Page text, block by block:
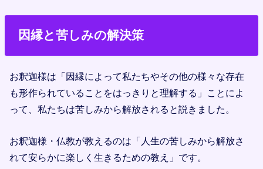
因縁と苦しみの解決策
お釈迦様は「因縁によって私たちやその他の様々な存在
も形作られていることをはっきりと理解する」ことによ
って、私たちは苦しみから解放されると説きました。
お釈迦様・仏教が教えるのは「人生の苦しみから解放さ
れて安らかに楽しく生きるための教え」です。